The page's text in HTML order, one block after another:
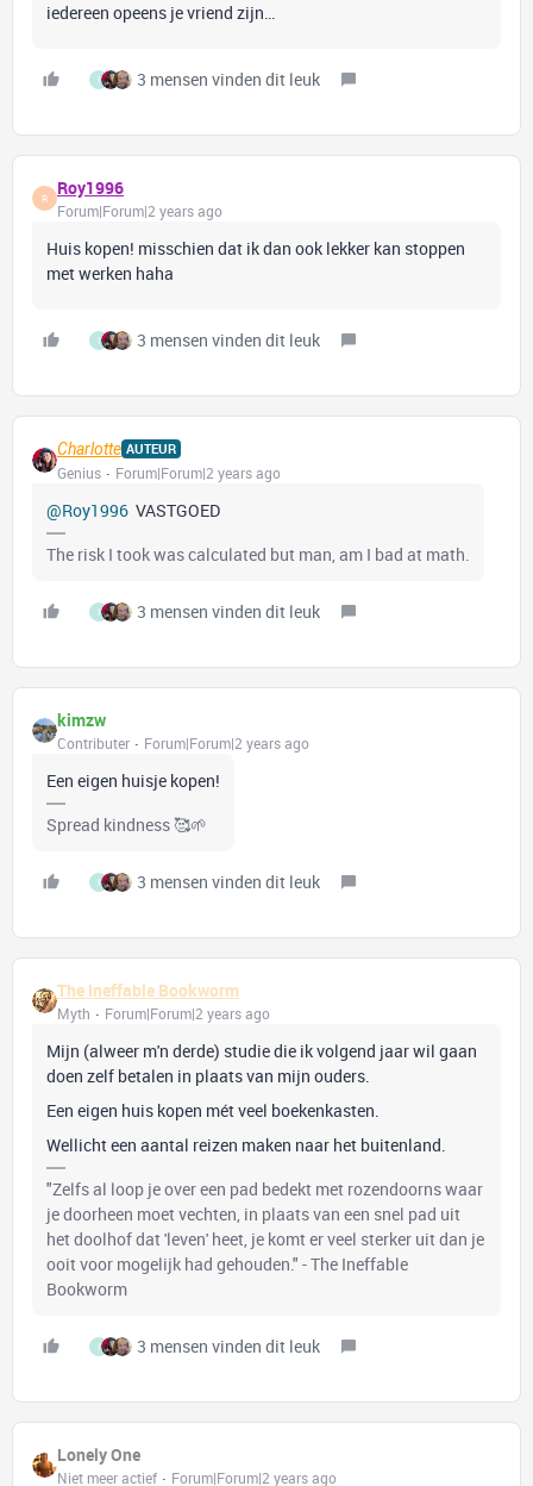
iedereen opeens je vriend zijn…
I 3 mensen vinden dit leuk
R Roy1996
Forum|Forum|2 years ago
Huis kopen! misschien dat ik dan ook lekker kan stoppen
met werken haha
I 3 mensen vinden dit leuk
Charlotte AUTEUR
Genius Forum|Forum|2 years ago
@Roy1996 VASTGOED
The risk I took was calculated but man, am I bad at math.
I 3 mensen vinden dit leuk
kimzw
Contributer Forum|Forum|2 years ago
Een eigen huisje kopen!
Spread kindness 🥰🌱
I 3 mensen vinden dit leuk
The Ineffable Bookworm
Myth Forum|Forum|2 years ago
Mijn (alweer m'n derde) studie die ik volgend jaar wil gaan
doen zelf betalen in plaats van mijn ouders.
Een eigen huis kopen mét veel boekenkasten.
Wellicht een aantal reizen maken naar het buitenland.
"Zelfs al loop je over een pad bedekt met rozendoorns waar
je doorheen moet vechten, in plaats van een snel pad uit
het doolhof dat 'leven' heet, je komt er veel sterker uit dan je
ooit voor mogelijk had gehouden." - The Ineffable
Bookworm
I 3 mensen vinden dit leuk
Lonely One
Niet meer actief Forum|Forum|2 years ago